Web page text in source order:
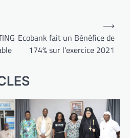
Ecobank fait un Bénéfice de
174% sur l’exercice 2021
⟶